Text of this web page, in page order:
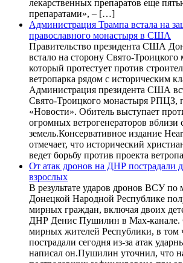
лекарственных препаратов еще
препаратами», – […]
Администрация Трампа встала на
православного монастыря в США
Правительство президента США
встало на сторону Свято-
который протестует против
ветропарка рядом с историческим
Администрация президента США
Свято-Троицкого монастыря РПЦЗ,
«Новости». Обитель выступает
огромных ветрогенераторов вблизи
земель.Консервативное издание
отмечает, что исторический
ведет борьбу против проекта
От атак дронов на ДНР пострадали
взрослых
В результате ударов дронов ВСУ
Донецкой Народной Республике
мирных граждан, включая двоих
ДНР Денис Пушилин в Max-канале.
мирных жителей Республики, в том
пострадали сегодня из-за атак
написал он.Пушилин уточнил, что